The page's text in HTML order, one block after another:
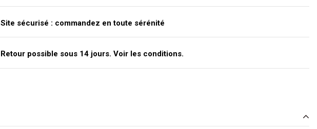
Site sécurisé : commandez en toute sérénité
Retour possible sous 14 jours. Voir les conditions.